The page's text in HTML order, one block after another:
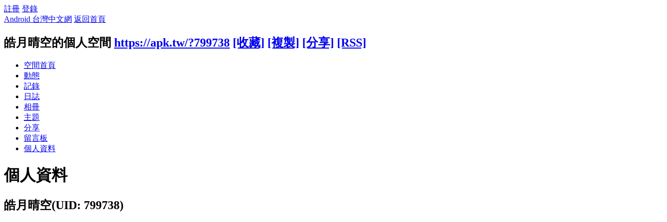
註冊 登錄
Android 台灣中文網 返回首頁
皓月晴空的個人空間 https://apk.tw/?799738 [收藏] [複製] [分享] [RSS]
空間首頁
動態
記錄
日誌
相冊
主題
分享
留言板
個人資料
個人資料
皓月晴空(UID: 799738)